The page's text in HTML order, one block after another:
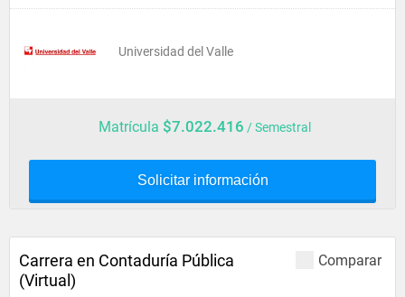
Universidad del Valle
Matrícula $7.022.416 / Semestral
Solicitar información
Comparar
Carrera en Contaduría Pública
(Virtual)